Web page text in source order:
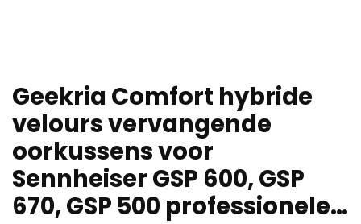
Geekria Comfort hybride
velours vervangende
oorkussens voor
Sennheiser GSP 600, GSP
670, GSP 500 professionele…